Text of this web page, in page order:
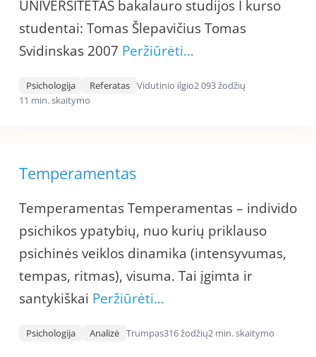
UNIVERSITETAS bakalauro studijos I kurso
studentai: Tomas Šlepavičius Tomas
Svidinskas 2007 Peržiūrėti…
Psichologija Referatas Vidutinio ilgio2 093 žodžių
11 min. skaitymo
Temperamentas
Temperamentas Temperamentas – individo
psichikos ypatybių, nuo kurių priklauso
psichinės veiklos dinamika (intensyvumas,
tempas, ritmas), visuma. Tai įgimta ir
santykiškai Peržiūrėti…
Psichologija Analizė Trumpas316 žodžių2 min. skaitymo